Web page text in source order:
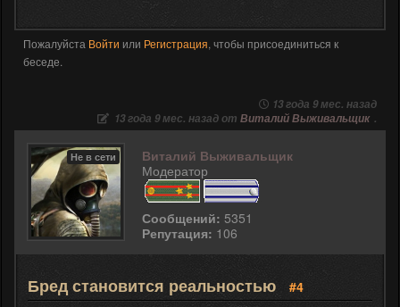
Пожалуйста Войти или Регистрация, чтобы присоединиться к
беседе.
13 года 9 мес. назад
13 года 9 мес. назад от Виталий Выживальщик .
Не в сети
Виталий Выживальщик
Модератор
Сообщений: 5351
Репутация: 106
Бред становится реальностью
#4